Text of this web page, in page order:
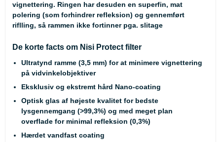
vignettering. Ringen har desuden en superfin, mat
polering (som forhindrer refleksion) og gennemført
riflling, så rammen ikke fortinner pga. slitage
De korte facts om Nisi Protect filter
Ultratynd ramme (3,5 mm) for at minimere vignettering
på vidvinkelobjektiver
Eksklusiv og ekstremt hård Nano-coating
Optisk glas af højeste kvalitet for bedste
lysgennemgang (>99,3%) og med meget plan
overflade for minimal refleksion (0,3%)
Hærdet vandfast coating